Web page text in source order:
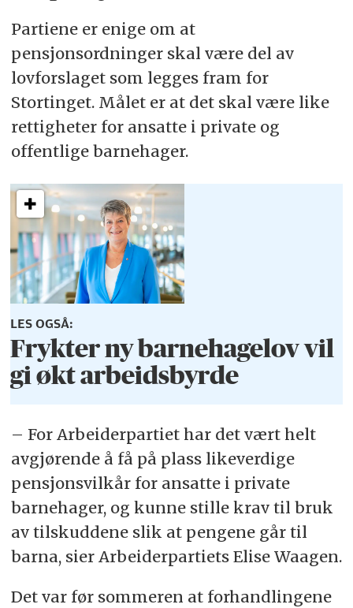
Partiene er enige om at
pensjonsordninger skal være del av
lovforslaget som legges fram for
Stortinget. Målet er at det skal være like
rettigheter for ansatte i private og
offentlige barnehager.
LES OGSÅ:
Frykter ny barnehagelov vil
gi økt arbeidsbyrde
– For Arbeiderpartiet har det vært helt
avgjørende å få på plass likeverdige
pensjonsvilkår for ansatte i private
barnehager, og kunne stille krav til bruk
av tilskuddene slik at pengene går til
barna, sier Arbeiderpartiets Elise Waagen.
Det var før sommeren at forhandlingene